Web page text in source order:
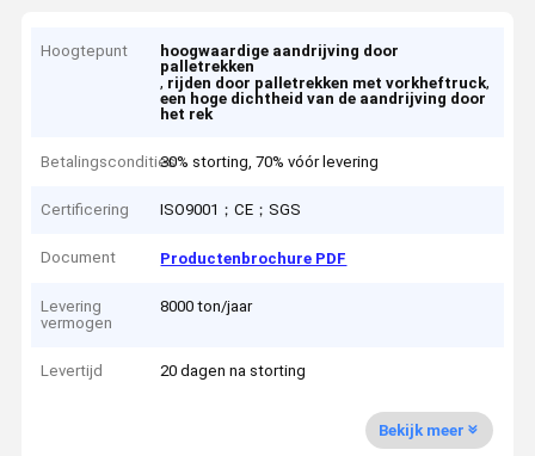
Hoogtepunt
hoogwaardige aandrijving door
palletrekken
, rijden door palletrekken met vorkheftruck,
een hoge dichtheid van de aandrijving door
het rek
Betalingscondities30% storting, 70% vóór levering
Certificering ISO9001；CE；SGS
Document Productenbrochure PDF
Levering
vermogen
8000 ton/jaar
Levertijd 20 dagen na storting
Bekijk meer